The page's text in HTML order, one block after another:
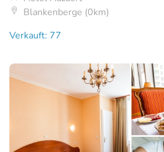
Blankenberge (0km)
Verkauft: 77